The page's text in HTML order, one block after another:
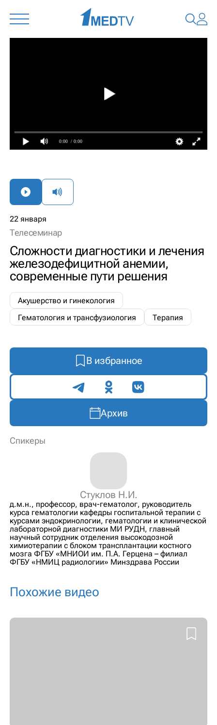
0:00 / 0:00
22 января
Телесеминар
Сложности диагностики и лечения
железодефицитной анемии,
современные пути решения
Акушерство и гинекология
Гематология и трансфузиология
Терапия
В избранное
Поделиться
Архив
Спикеры
Стуклов Н.И.
д.м.н., профессор, врач-гематолог, руководитель
курса гематологии кафедры госпитальной терапии с
курсами эндокринологии, гематологии и клинической
лабораторной диагностики МИ РУДН, главный
научный сотрудник отделения высокодозной
химиотерапии с блоком трансплантации костного
мозга ФГБУ «МНИОИ им. П.А. Герцена – филиал
ФГБУ «НМИЦ радиологии» Минздрава России
Похожие видео